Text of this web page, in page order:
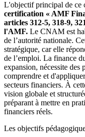
L'objectif principal de ce
certification « AMF
articles 312-5, 318-9,
l'AMF. Le CNAM est
de l’autorité nationale.
stratégique, car elle
de l’emploi. La finance
expansion, nécessite des
comprendre et
secteurs financiers. À
vision globale et
préparant à mettre en
financiers réels.
Les objectifs